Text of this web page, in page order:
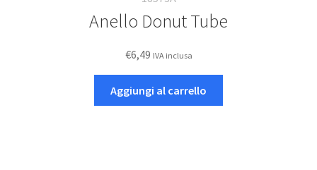
Anello Donut Tube
€6,49 IVA inclusa
Aggiungi al carrello